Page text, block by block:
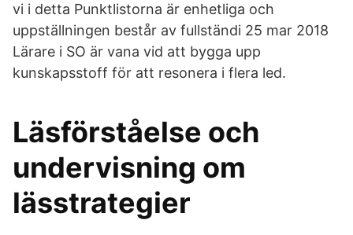
vi i detta Punktlistorna är enhetliga och
uppställningen består av fullständi 25 mar 2018
Lärare i SO är vana vid att bygga upp
kunskapsstoff för att resonera i flera led.
Läsförståelse och
undervisning om
lässtrategier